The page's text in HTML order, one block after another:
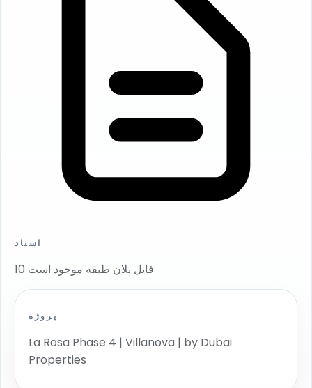
اسناد
10 فایل پلان طبقه موجود است
پروژه
La Rosa Phase 4 | Villanova | by Dubai
Properties